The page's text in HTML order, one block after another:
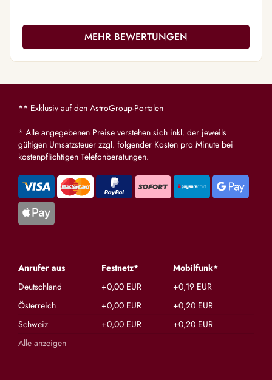
MEHR BEWERTUNGEN
** Exklusiv auf den AstroGroup-Portalen
* Alle angegebenen Preise verstehen sich inkl. der jeweils
gültigen Umsatzsteuer zzgl. folgender Kosten pro Minute bei
kostenpflichtigen Telefonberatungen.
Anrufer aus Festnetz*
Mobilfunk*
Deutschland
+0,00 EUR
+0,19 EUR
Österreich
+0,00 EUR
+0,20 EUR
Schweiz
+0,00 EUR
+0,20 EUR
Alle anzeigen